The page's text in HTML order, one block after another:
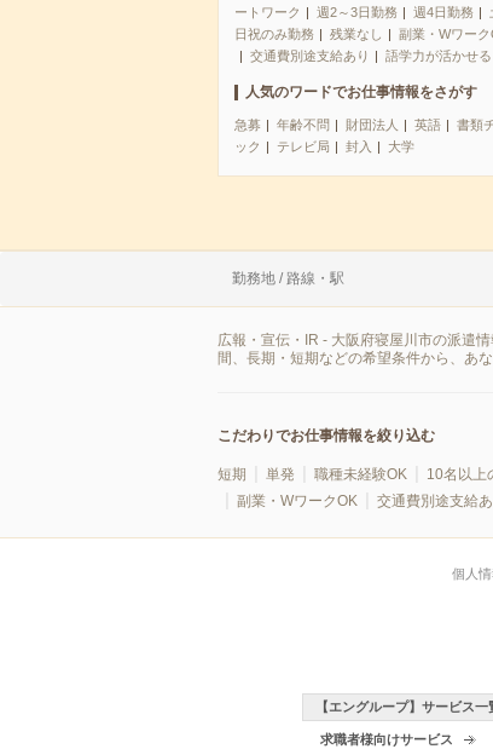
ートワーク
週2～3日勤務 週4日勤務
日祝のみ勤務
残業なし
副業・Wワーク
交通費別途支給あり
語学力が活かせる
人気のワードでお仕事情報をさがす
急募 年齢不問 財団法人 英語
書類
ック
テレビ局 封入 大学
勤務地 / 路線・駅
広報・宣伝・IR - 大阪府寝屋川市の派遣
間、長期・短期などの希望条件から、あ
こだわりでお仕事情報を絞り込む
短期 単発 職種未経験OK 10名以上
副業・WワークOK
交通費別途支給あ
個人
【エングループ】サービス一
求職者様向けサービス